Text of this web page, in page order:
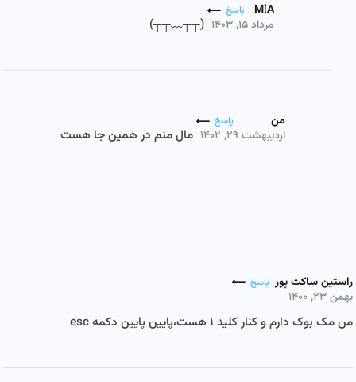
MIA پاسخ
مرداد ۱۵, ۱۴۰۳ (┬┬﹏┬┬)
من پاسخ
اردیبهشت ۲۹, ۱۴۰۲ مال منم در همین جا هست
راستین ساکت پور پاسخ
بهمن ۲۳, ۱۴۰۰
من مک بوک دارم و کنار کلید ۱ هست،پایین پایین دکمه esc